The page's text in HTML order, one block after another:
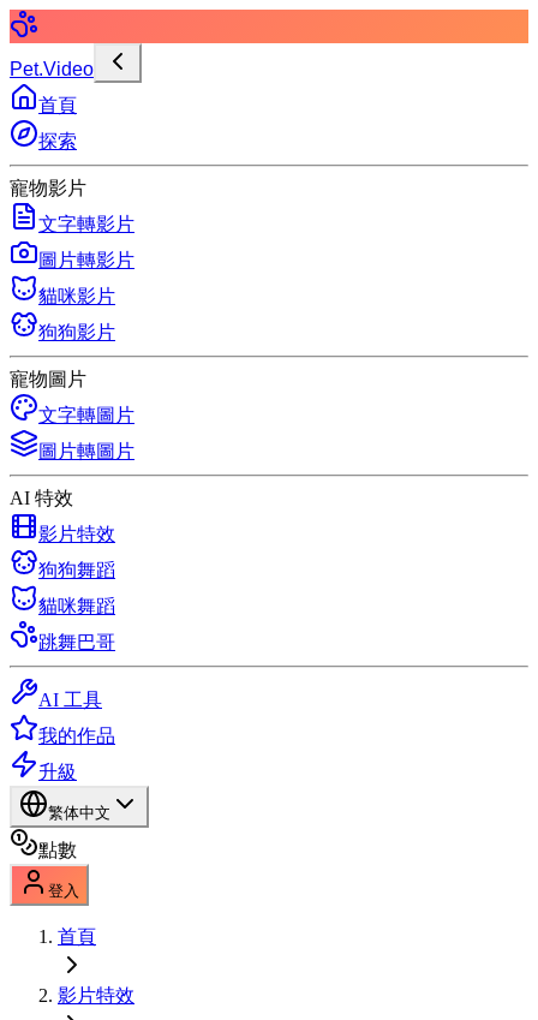
Pet.Video
首頁
探索
寵物影片
文字轉影片
圖片轉影片
貓咪影片
狗狗影片
寵物圖片
文字轉圖片
圖片轉圖片
AI 特效
影片特效
狗狗舞蹈
貓咪舞蹈
跳舞巴哥
AI 工具
我的作品
升級
繁体中文
點數
登入
首頁
影片特效